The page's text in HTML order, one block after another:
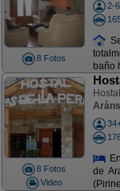
8 Fotos
2-
baño
8 Fotos
Video
de